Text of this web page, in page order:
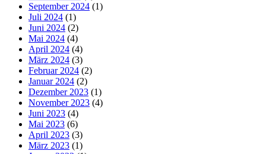
September 2024 (1)
Juli 2024 (1)
Juni 2024 (2)
Mai 2024 (4)
April 2024 (4)
März 2024 (3)
Februar 2024 (2)
Januar 2024 (2)
Dezember 2023 (1)
November 2023 (4)
Juni 2023 (4)
Mai 2023 (6)
April 2023 (3)
März 2023 (1)